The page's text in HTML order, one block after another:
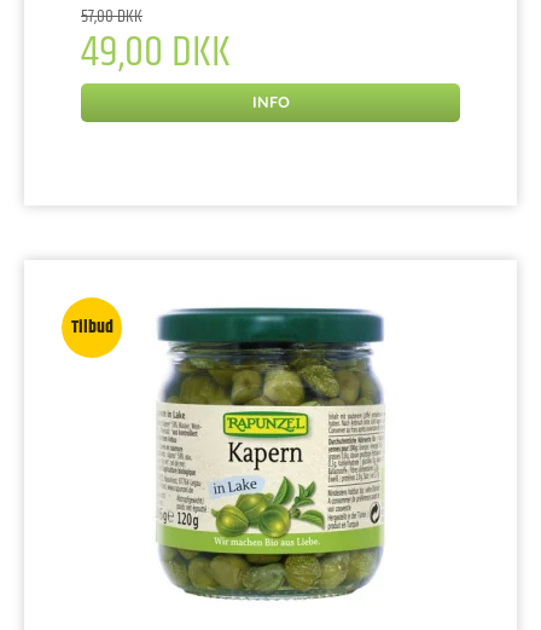
57,00 DKK
49,00 DKK
INFO
Tilbud